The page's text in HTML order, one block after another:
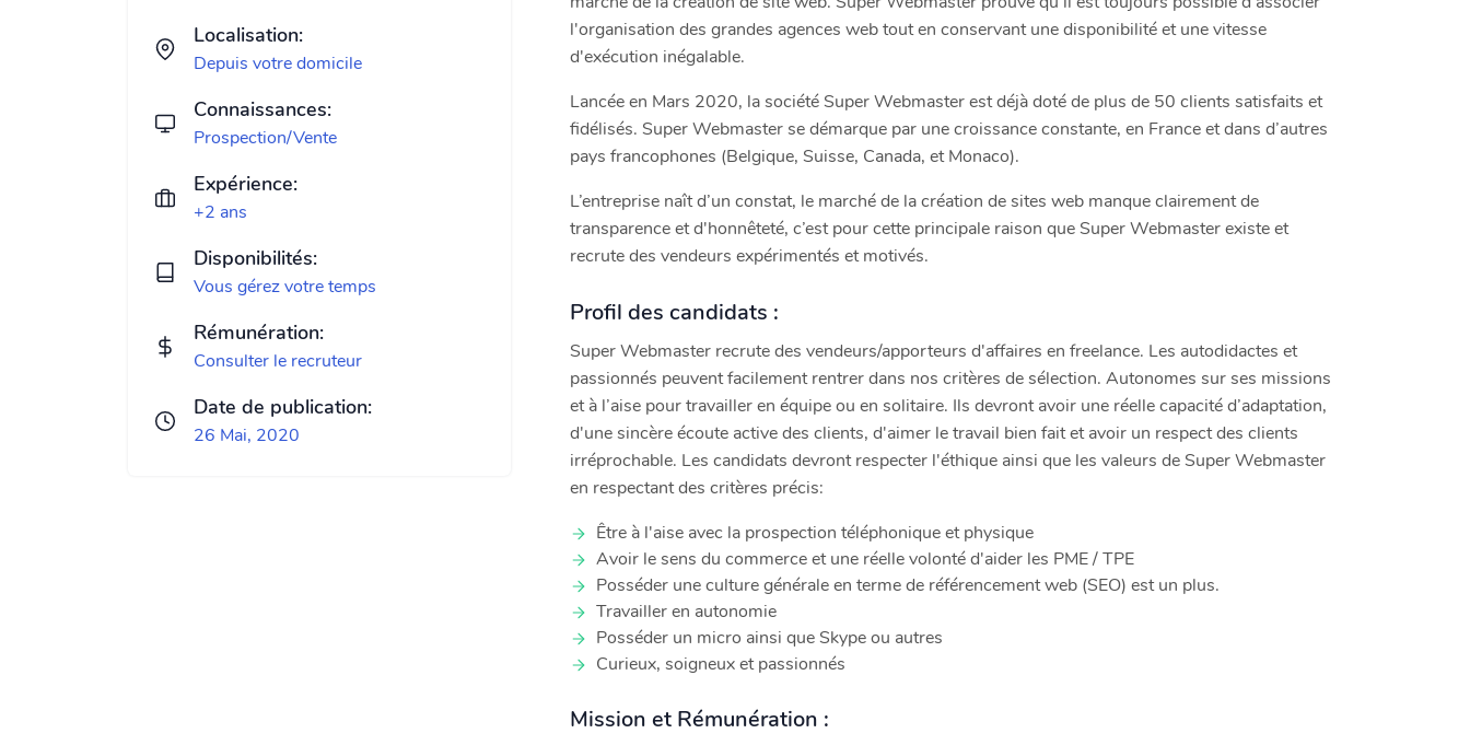
Localisation:
Depuis votre domicile
Connaissances:
Prospection/Vente
Expérience:
+2 ans
Disponibilités:
Vous gérez votre temps
Rémunération:
Consulter le recruteur
Date de publication:
26 Mai, 2020
l'organisation des grandes agences web tout en conservant une disponibilité et une vitesse
d'exécution inégalable.
Lancée en Mars 2020, la société Super Webmaster est déjà doté de plus de 50 clients satisfaits et
fidélisés. Super Webmaster se démarque par une croissance constante, en France et dans d’autres
pays francophones (Belgique, Suisse, Canada, et Monaco).
L’entreprise naît d’un constat, le marché de la création de sites web manque clairement de
transparence et d'honnêteté, c’est pour cette principale raison que Super Webmaster existe et
recrute des vendeurs expérimentés et motivés.
Profil des candidats :
Super Webmaster recrute des vendeurs/apporteurs d'affaires en freelance. Les autodidactes et
passionnés peuvent facilement rentrer dans nos critères de sélection. Autonomes sur ses missions
et à l’aise pour travailler en équipe ou en solitaire. Ils devront avoir une réelle capacité d’adaptation,
d'une sincère écoute active des clients, d'aimer le travail bien fait et avoir un respect des clients
irréprochable. Les candidats devront respecter l'éthique ainsi que les valeurs de Super Webmaster
en respectant des critères précis:
Être à l'aise avec la prospection téléphonique et physique
Avoir le sens du commerce et une réelle volonté d'aider les PME / TPE
Posséder une culture générale en terme de référencement web (SEO) est un plus.
Travailler en autonomie
Posséder un micro ainsi que Skype ou autres
Curieux, soigneux et passionnés
Mission et Rémunération :